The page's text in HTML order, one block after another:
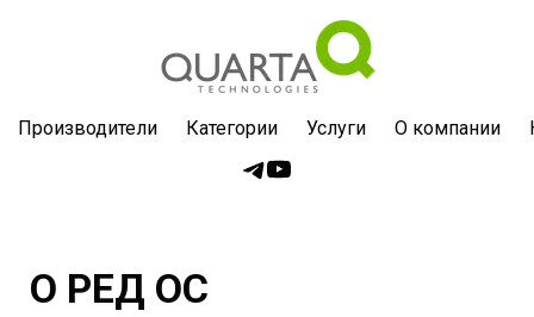
Производители Категории Услуги О компании
О РЕД ОС